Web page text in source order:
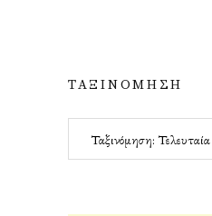
ΤΑΞΙΝΟΜΗΣΗ